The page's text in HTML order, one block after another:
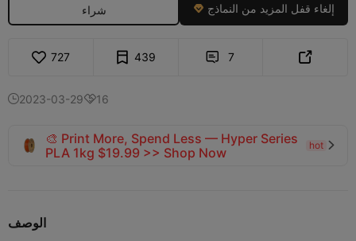
شراء  إلغاء قفل المزيد من النماذج
727 439  7 
2023-03-2916
🎨 Print More, Spend Less — Hyper Series
PLA 1kg $19.99 >> Shop Now
hot 
الوصف